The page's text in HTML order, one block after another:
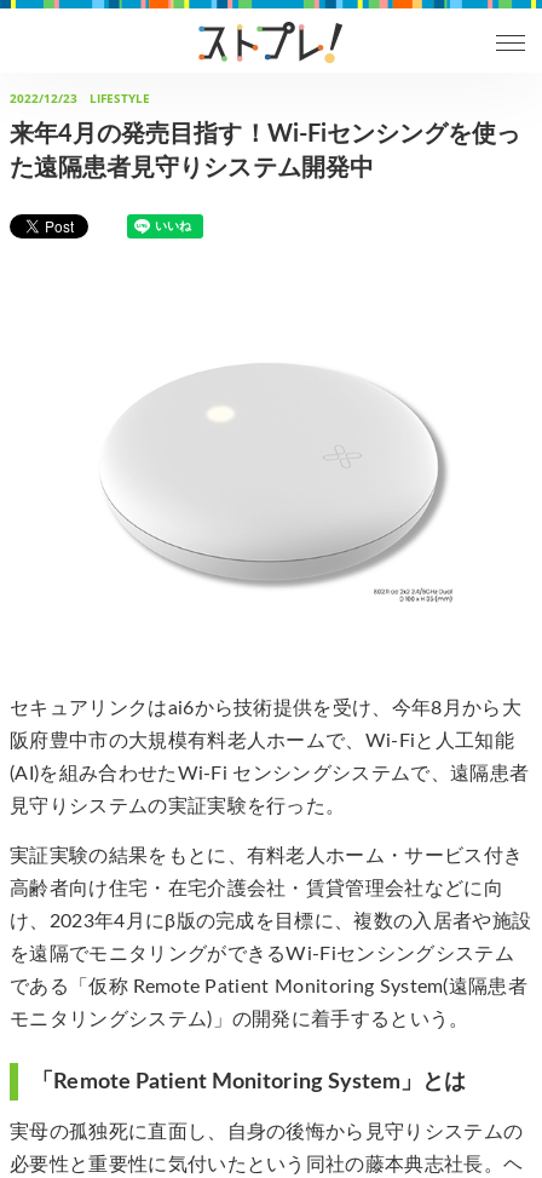
2022/12/23 LIFESTYLE
来年4月の発売目指す！Wi-Fiセンシングを使っ
た遠隔患者見守りシステム開発中
セキュアリンクはai6から技術提供を受け、今年8月から大
阪府豊中市の大規模有料老人ホームで、Wi-Fiと人工知能
(AI)を組み合わせたWi-Fi センシングシステムで、遠隔患者
見守りシステムの実証実験を行った。
実証実験の結果をもとに、有料老人ホーム・サービス付き
高齢者向け住宅・在宅介護会社・賃貸管理会社などに向
け、2023年4月にβ版の完成を目標に、複数の入居者や施設
を遠隔でモニタリングができるWi-Fiセンシングシステム
である「仮称 Remote Patient Monitoring System(遠隔患者
モニタリングシステム)」の開発に着手するという。
「Remote Patient Monitoring System」とは
実母の孤独死に直面し、自身の後悔から見守りシステムの
必要性と重要性に気付いたという同社の藤本典志社長。ヘ